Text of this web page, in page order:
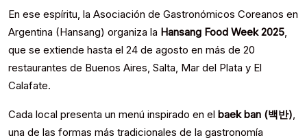
En ese espíritu, la Asociación de Gastronómicos Coreanos en
Argentina (Hansang) organiza la Hansang Food Week 2025,
que se extiende hasta el 24 de agosto en más de 20
restaurantes de Buenos Aires, Salta, Mar del Plata y El
Calafate.
Cada local presenta un menú inspirado en el baek ban (백반),
una de las formas más tradicionales de la gastronomía